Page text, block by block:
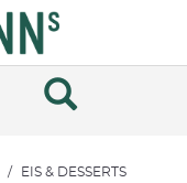
EIS & DESSERTS